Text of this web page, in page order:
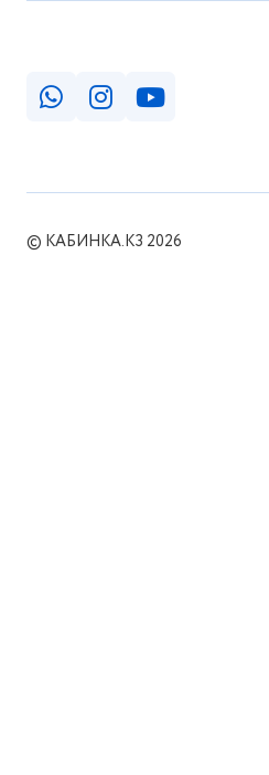
© КАБИНКА.КЗ 2026